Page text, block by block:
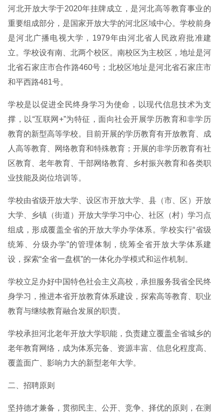
河北开放大学于2020年挂牌成立，是河北高等教育事业的
重要组成部分，是国家开放大学的河北区域中心。学校前身
是河北广播电视大学，1979年由河北省人民政府批准建
立。学校设有南、北两个校区。南校区为主校区，地址是河
北省石家庄市合作路460号；北校区地址是河北省石家庄市
和平西路481号。
学校是以促进全民终身学习为使命，以现代信息技术为支
撑，以“互联网+”为特征，面向社会开展学历教育和非学历
教育的新型高等学校。目前开展的学历教育有开放教育、成
人高等教育、网络教育和特殊教育；开展的非学历教育有社
区教育、老年教育、干部网络教育、乡村振兴教育和各类职
业技能及岗位培训等。
学校由省级开放大学、设区市开放大学、县（市、区）开放
大学、乡镇（街道）开放大学学习中心、社区（村）学习点
组成，形成覆盖全省的开放大学办学体系。学校实行“省级
统筹、分级办学”的管理体制，统筹全省开放大学体系建
设，探索“全省一盘棋”的一体化办学模式和运作机制。
学校立足办好中国特色社会主义高校，承担服务我省全民终
身学习，推进本省开放教育体系建设，探索高等教育、职业
教育与继续教育融合发展的职责。
学校承担河北老年开放大学职能，负责建立覆盖全省城乡的
老年教育网络，成为体系完备、资源丰富、信息化程度高、
覆盖面广、影响力大的新型老年大学。
二、招聘原则
坚持德才兼备，贯彻民主、公开、竞争、择优的原则，在测